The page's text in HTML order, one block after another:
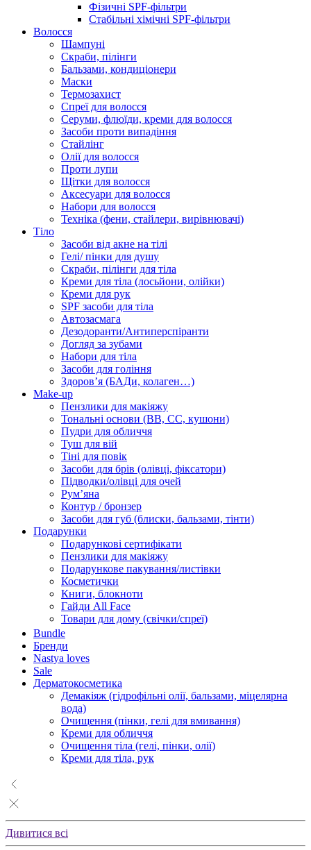
Фізичні SPF-фільтри
Стабільні хімічні SPF-фільтри
Волосся
Шампуні
Скраби, пілінги
Бальзами, кондиціонери
Маски
Термозахист
Спреї для волосся
Серуми, флюїди, креми для волосся
Засоби проти випадіння
Стайлінг
Олії для волосся
Проти лупи
Щітки для волосся
Аксесуари для волосся
Набори для волосся
Техніка (фени, стайлери, вирівнювачі)
Тіло
Засоби від акне на тілі
Гелі/ пінки для душу
Скраби, пілінги для тіла
Креми для тіла (лосьйони, олійки)
Креми для рук
SPF засоби для тіла
Автозасмага
Дезодоранти/Антиперспіранти
Догляд за зубами
Набори для тіла
Засоби для гоління
Здоровʼя (БАДи, колаген…)
Make-up
Пензлики для макіяжу
Тональні основи (BB, CC, кушони)
Пудри для обличчя
Туш для вій
Тіні для повік
Засоби для брів (олівці, фіксатори)
Підводки/олівці для очей
Румʼяна
Контур / бронзер
Засоби для губ (блиски, бальзами, тінти)
Подарунки
Подарункові сертифікати
Пензлики для макіяжу
Подарункове пакування/листівки
Косметички
Книги, блокноти
Гайди All Face
Товари для дому (свічки/спреї)
Bundle
Бренди
Nastya loves
Sale
Дерматокосметика
Демакіяж (гідрофільні олії, бальзами, міцелярна
вода)
Очищення (пінки, гелі для вмивання)
Креми для обличчя
Очищення тіла (гелі, пінки, олії)
Креми для тіла, рук
Дивитися всі